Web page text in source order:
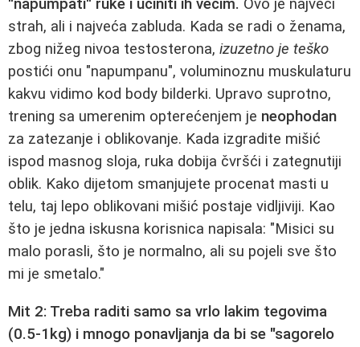
"napumpati" ruke i učiniti ih većim. Ovo je najveći
strah, ali i najveća zabluda. Kada se radi o ženama,
zbog nižeg nivoa testosterona, izuzetno je teško
postići onu "napumpanu", voluminoznu muskulaturu
kakvu vidimo kod body bilderki. Upravo suprotno,
trening sa umerenim opterećenjem je neophodan
za zatezanje i oblikovanje. Kada izgradite mišić
ispod masnog sloja, ruka dobija čvršći i zategnutiji
oblik. Kako dijetom smanjujete procenat masti u
telu, taj lepo oblikovani mišić postaje vidljiviji. Kao
što je jedna iskusna korisnica napisala: "Misici su
malo porasli, što je normalno, ali su pojeli sve što
mi je smetalo."
Mit 2: Treba raditi samo sa vrlo lakim tegovima
(0.5-1kg) i mnogo ponavljanja da bi se "sagorelo